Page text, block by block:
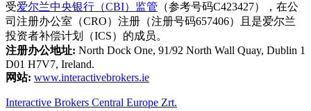
受爱尔兰中央银行（CBI）监管 （参考号码C423427），在公
司注册办公室（CRO）注册（注册号码657406）且是爱尔兰
投资者补偿计划（ICS）的成员。
注册办公地址: North Dock One, 91/92 North Wall Quay, Dublin 1
D01 H7V7, Ireland.
网站: www.interactivebrokers.ie
Interactive Brokers Central Europe Zrt.